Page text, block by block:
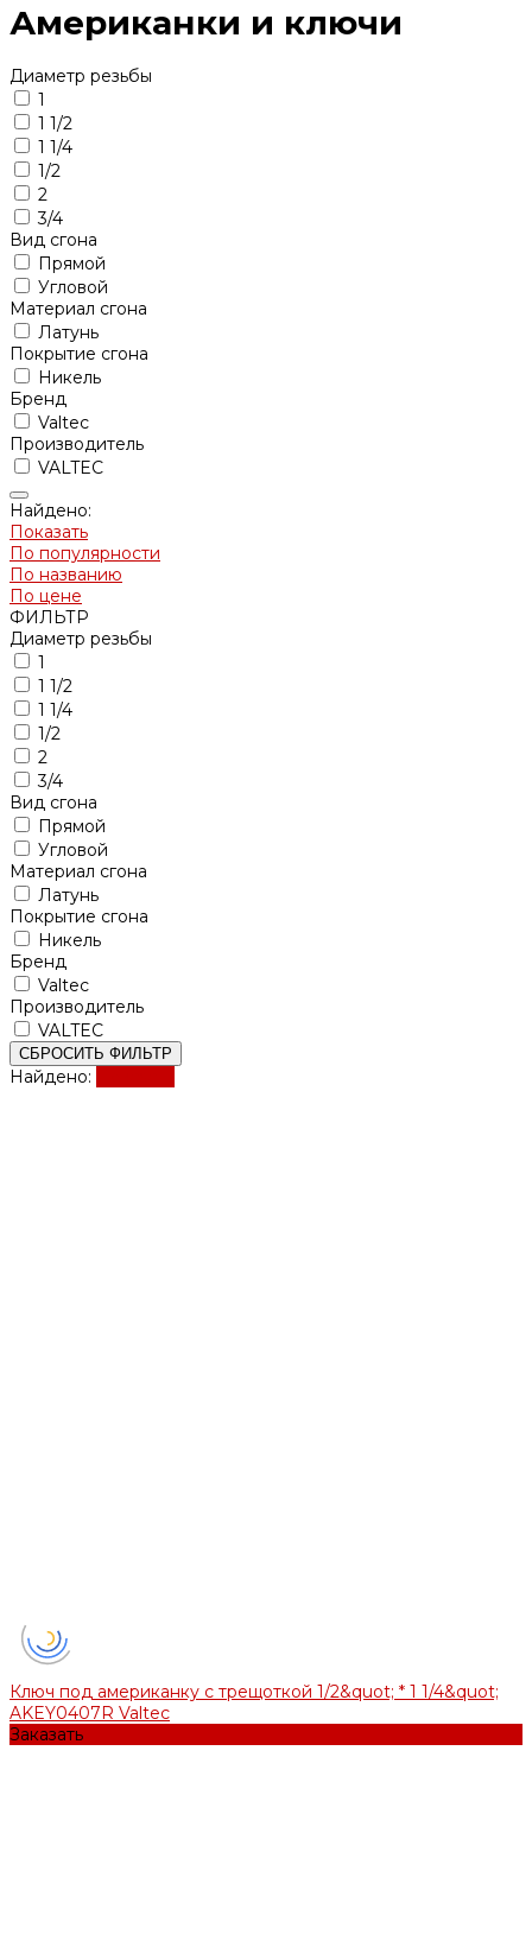
Американки и ключи
Диаметр резьбы
1
1 1/2
1 1/4
1/2
2
3/4
Вид сгона
Прямой
Угловой
Материал сгона
Латунь
Покрытие сгона
Никель
Бренд
Valtec
Производитель
VALTEC
Найдено:
Показать
По популярности
По названию
По цене
ФИЛЬТР
Диаметр резьбы
1
1 1/2
1 1/4
1/2
2
3/4
Вид сгона
Прямой
Угловой
Материал сгона
Латунь
Покрытие сгона
Никель
Бренд
Valtec
Производитель
VALTEC
СБРОСИТЬ ФИЛЬТР
Найдено:
Ключ под американку с трещоткой 1/2&quot; * 1 1/4&quot;
AKEY0407R Valtec
Заказать